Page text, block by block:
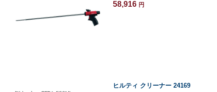
58,916 円
ヒルティ クリーナー 24169